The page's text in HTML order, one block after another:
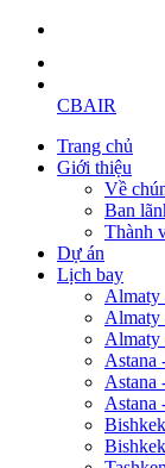
CBAIR
Trang chủ
Giới thiệu
Về
Ban
Thành
Dự án
Lịch bay
Almaty
Almaty
Almaty
Astana
Astana
Astana